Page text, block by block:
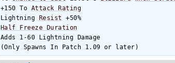
+150 To Attack Rating
Lightning Resist
Half Freeze Duration
Adds 1-60 Lightning Damage
(Only Spawns In Patch 1.09 or later)